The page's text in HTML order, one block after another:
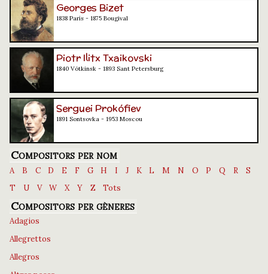
Georges Bizet
1838 París - 1875 Bougival
Piotr Ilitx Txaikovski
1840 Vótkinsk - 1893 Sant Petersburg
Serguei Prokófiev
1891 Sontsovka - 1953 Moscou
Compositors per nom
A B C D E F G H I J K L M N O P Q R
S
T
U V W X Y Z Tots
Compositors per gèneres
Adagios
Allegrettos
Allegros